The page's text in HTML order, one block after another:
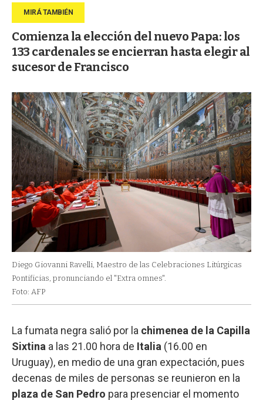
Comienza la elección del nuevo Papa: los
133 cardenales se encierran hasta elegir al
sucesor de Francisco
Diego Giovanni Ravelli, Maestro de las Celebraciones Litúrgicas
Pontificias, pronunciando el "Extra omnes".
Foto: AFP
La fumata negra salió por la chimenea de la Capilla
Sixtina a las 21.00 hora de Italia (16.00 en
Uruguay), en medio de una gran expectación, pues
decenas de miles de personas se reunieron en la
plaza de San Pedro para presenciar el momento